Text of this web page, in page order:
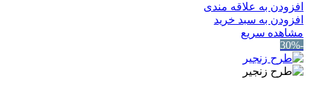
افزودن به علاقه مندی
افزودن به سبد خرید
مشاهده سریع
-30%